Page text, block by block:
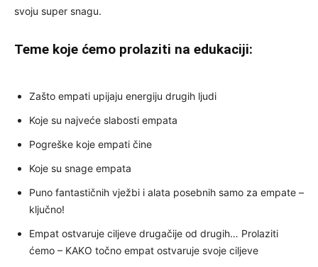
svoju super snagu.
Teme koje ćemo prolaziti na edukaciji:
Zašto empati upijaju energiju drugih ljudi
Koje su najveće slabosti empata
Pogreške koje empati čine
Koje su snage empata
Puno fantastičnih vježbi i alata posebnih samo za empate –
ključno!
Empat ostvaruje ciljeve drugačije od drugih… Prolaziti
ćemo – KAKO točno empat ostvaruje svoje ciljeve